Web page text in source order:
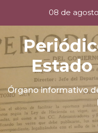
content
08 de
Órgano informativo